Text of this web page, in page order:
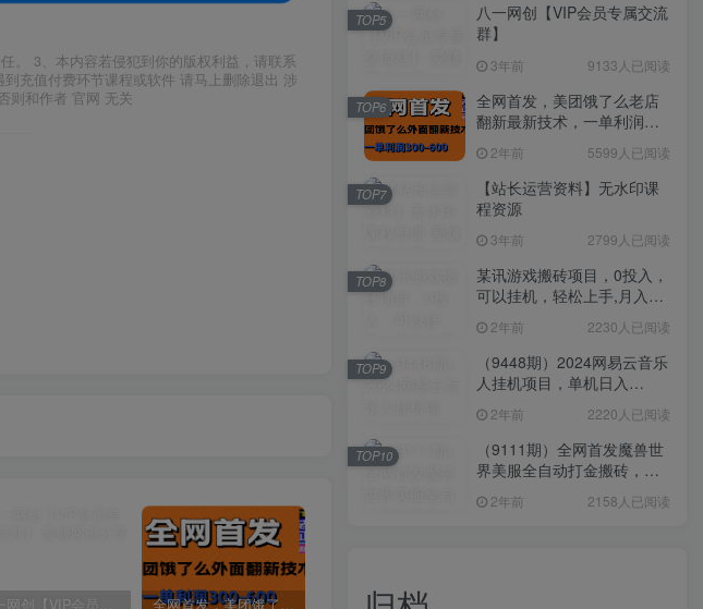
。 3、本内容若侵犯到你的版权利益，请联系
充值付费环节课程或软件 请马上删除退出 涉
则和作者 官网 无关
八一网创【VIP会员专属交流群】 全网首发，美团饿了么老店翻新最新技术，一单利润300-600
八一网创【VIP会员专属交流
群】
3年前 9133人已阅读
TOP5
全网首发，美团饿了么老店
翻新最新技术，一单利润
2年前 5599人已阅读
TOP6
【站长运营资料】无水印课
程资源
3年前 2799人已阅读
TOP7
某讯游戏搬砖项目，0投入，
可以挂机，轻松上手,月入
2年前 2230人已阅读
TOP8
（9448期）2024网易云音乐
人挂机项目，单机日入
2年前 2220人已阅读
TOP9
（9111期）全网首发魔兽世
界美服全自动打金搬砖，日
姆级教学
2年前 2158人已阅读
TOP10